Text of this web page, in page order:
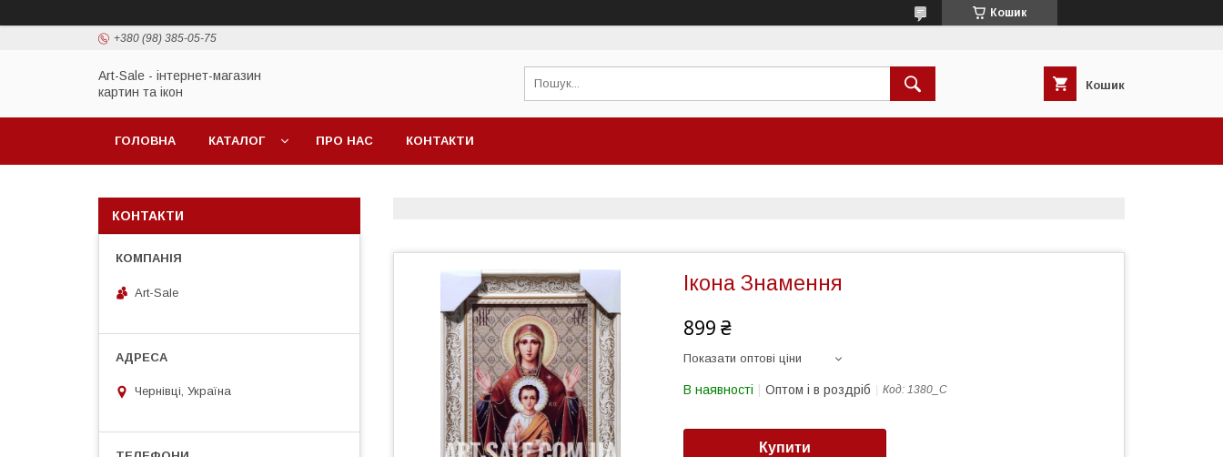
Кошик
+380 (98) 385-05-75
Art-Sale - інтернет-магазин
картин та ікон
Кошик
ГОЛОВНА КАТАЛОГ ПРО НАС КОНТАКТИ
Ікона Знамення
899 ₴
Показати оптові ціни
В наявності Оптом і в роздріб Код: 1380_С
Купити
КОНТАКТИ
Art-Sale
Чернівці, Україна